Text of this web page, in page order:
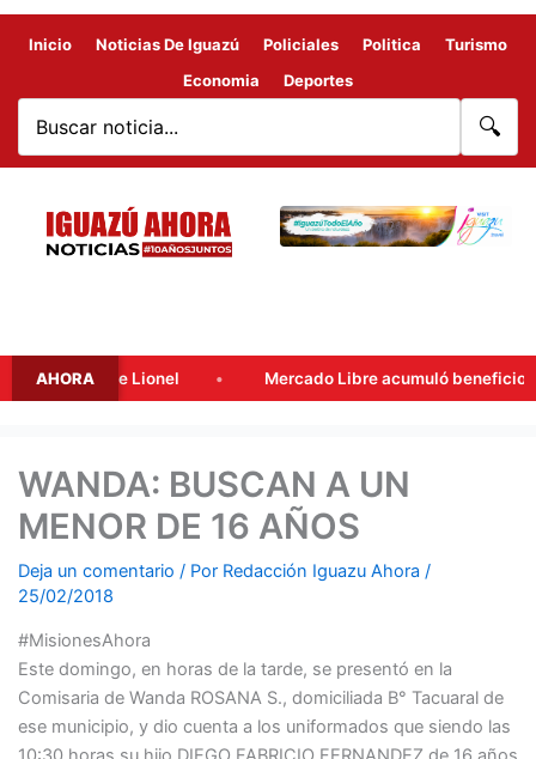
Inicio Noticias De Iguazú Policiales Politica
Turismo
Economia
Deportes
🔍
AHORA
de Lionel Mercado Libre acumuló beneficios
WANDA: BUSCAN A UN
MENOR DE 16 AÑOS
Deja un comentario / Por Redacción Iguazu Ahora /
25/02/2018
#MisionesAhora
Este domingo, en horas de la tarde, se presentó en la
Comisaria de Wanda ROSANA S., domiciliada B° Tacuaral de
ese municipio, y dio cuenta a los uniformados que siendo las